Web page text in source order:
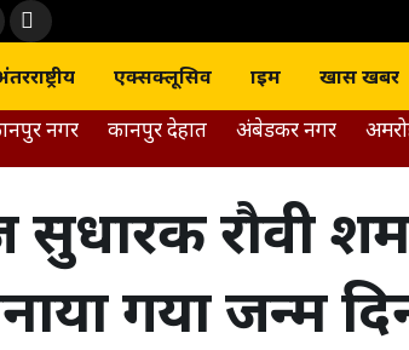
Inst
agra
m
J
एक्सक्लूसिव क्राइम खास खबर
नगर कानपुर देहात अंबेडकर नगर
सुधारक रौवी
गया जन्म